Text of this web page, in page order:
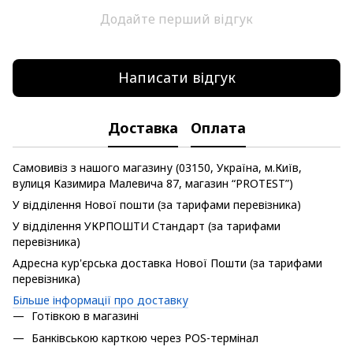
Додайте перший відгук
Написати відгук
Доставка Оплата
Самовивіз з нашого магазину (03150, Україна, м.Київ,
вулиця Казимира Малевича 87, магазин “PROTEST”)
У відділення Нової пошти (за тарифами перевізника)
У відділення УКРПОШТИ Стандарт (за тарифами
перевізника)
Адресна кур'єрська доставка Нової Пошти (за тарифами
перевізника)
Більше інформації про доставку
Готівкою в магазині
Банківською карткою через POS-термінал